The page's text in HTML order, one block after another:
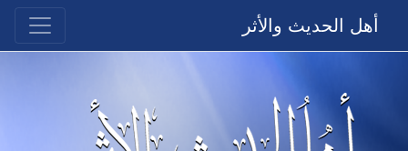
أهل الحديث والأثر